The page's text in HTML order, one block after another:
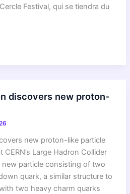
Festival, qui se tiendra du
discovers new proton-
new proton-like particle
Large Hadron Collider
new particle consisting of two
quark, a similar structure to
two heavy charm quarks